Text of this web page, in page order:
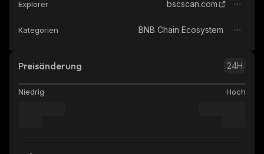
Explorer bscscan.com
Kategorien BNB Chain Ecosystem
Preisänderung 24H
Niedrig Hoch